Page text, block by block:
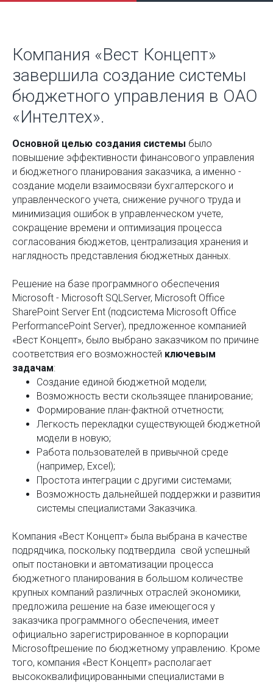
Компания «Вест Концепт»
завершила создание системы
бюджетного управления в ОАО
«Интелтех».
Основной целью создания системы было
повышение эффективности финансового управления
и бюджетного планирования заказчика, а именно -
создание модели взаимосвязи бухгалтерского и
управленческого учета, снижение ручного труда и
минимизация ошибок в управленческом учете,
сокращение времени и оптимизация процесса
согласования бюджетов, централизация хранения и
наглядность представления бюджетных данных.
Решение на базе программного обеспечения
Microsoft - Microsoft SQLServer, Microsoft Office
SharePoint Server Ent (подсистема Microsoft Office
PerformancePoint Server), предложенное компанией
«Вест Концепт», было выбрано заказчиком по причине
соответствия его возможностей ключевым
задачам:
Создание единой бюджетной модели;
Возможность вести скользящее планирование;
Формирование план-фактной отчетности;
Легкость перекладки существующей бюджетной
модели в новую;
Работа пользователей в привычной среде
(например, Excel);
Простота интеграции с другими системами;
Возможность дальнейшей поддержки и развития
системы специалистами Заказчика.
Компания «Вест Концепт» была выбрана в качестве
подрядчика, поскольку подтвердила свой успешный
опыт постановки и автоматизации процесса
бюджетного планирования в большом количестве
крупных компаний различных отраслей экономики,
предложила решение на базе имеющегося у
заказчика программного обеспечения, имеет
официально зарегистрированное в корпорации
Microsoftрешение по бюджетному управлению. Кроме
того, компания «Вест Концепт» располагает
высококвалифицированными специалистами в